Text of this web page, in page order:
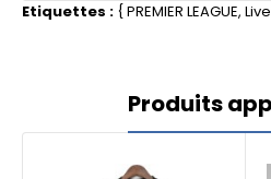
Etiquettes : {PREMIER LEAGUE,
Produits